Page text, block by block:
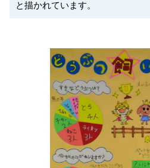
と描かれています。